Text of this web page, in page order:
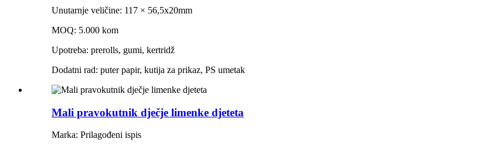
Unutarnje veličine: 117 × 56,5x20mm
MOQ: 5.000 kom
Upotreba: prerolls, gumi, kertridž
Dodatni rad: puter papir, kutija za prikaz, PS umetak
Mali pravokutnik dječje limenke djeteta
Marka: Prilagođeni ispis